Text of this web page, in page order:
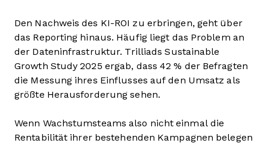
Den Nachweis des KI-ROI zu erbringen, geht über
das Reporting hinaus. Häufig liegt das Problem an
der Dateninfrastruktur. Trilliads Sustainable
Growth Study 2025 ergab, dass 42 % der Befragten
die Messung ihres Einflusses auf den Umsatz als
größte Herausforderung sehen.
Wenn Wachstumsteams also nicht einmal die
Rentabilität ihrer bestehenden Kampagnen belegen